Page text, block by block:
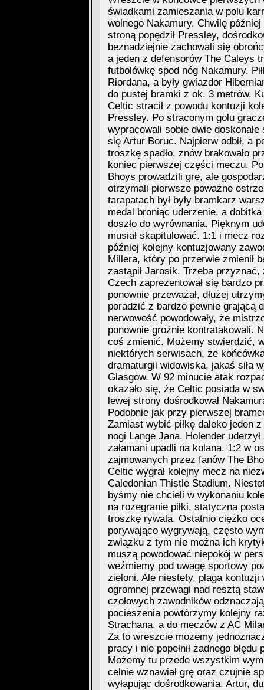
świadkami zamieszania w polu
wolnego Nakamury. Chwilę
stroną popędził Pressley,
beznadziejnie zachowali się
a jeden z defensorów The Caleys
futbolówkę spod nóg Nakamury.
Riordana, a były gwiazdor
do pustej bramki z ok. 3 metrów.
Celtic stracił z powodu kontuzji
Pressley. Po straconym golu
wypracowali sobie dwie
się Artur Boruc. Najpierw odbił, a
troszkę spadło, znów brakowało
koniec pierwszej części meczu.
Bhoys prowadzili grę, ale
otrzymali pierwsze poważne
tarapatach był były bramkarz
medal broniąc uderzenie, a
doszło do wyrównania. Pięknym
musiał skapitulować. 1:1 i mecz
później kolejny kontuzjowany
Millera, który po przerwie zmienił
zastąpił Jarosik. Trzeba przyznać,
Czech zaprezentował się bardzo
ponownie przeważał, dłużej
poradzić z bardzo pewnie grającą
nerwowość powodowały, że
ponownie groźnie kontratakowali.
coś zmienić. Możemy stwierdzić,
niektórych serwisach, że
dramaturgii widowiska, jakaś siła
Glasgow. W 92 minucie atak
okazało się, że Celtic posiada w
lewej strony dośrodkował
Podobnie jak przy pierwszej
Zamiast wybić piłkę daleko jeden
nogi Lange Jana. Holender
załamani upadli na kolana. 1:2 w
zajmowanych przez fanów The
Celtic wygrał kolejny mecz na
Caledonian Thistle Stadium.
byśmy nie chcieli w wykonaniu
na rozegranie piłki, statyczna
troszkę rywala. Ostatnio ciężko
porywająco wygrywają, często
związku z tym nie można ich
muszą powodować niepokój w
weźmiemy pod uwagę sportowy
zieloni. Ale niestety, plaga
ogromnej przewagi nad resztą
czołowych zawodników
pocieszenia powtórzymy kolejny
Strachana, a do meczów z AC
Za to wreszcie możemy
pracy i nie popełnił żadnego
Możemy tu przede wszystkim
celnie wznawiał grę oraz czujnie
wyłapując dośrodkowania. Artur,